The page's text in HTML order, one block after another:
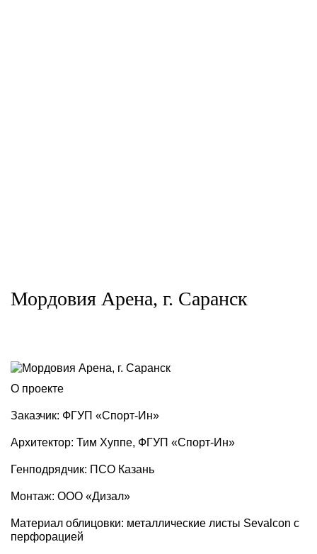
Мордовия Арена, г. Саранск
О проекте
Заказчик: ФГУП «Спорт-Ин»
Архитектор: Тим Хуппе, ФГУП «Спорт-Ин»
Генподрядчик: ПСО Казань
Монтаж: ООО «Дизал»
Материал облицовки: металлические листы Sevalcon с
перфорацией